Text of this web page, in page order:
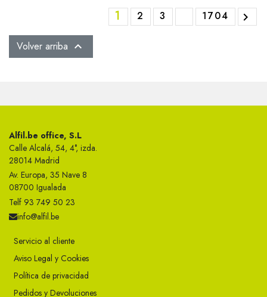
1 2 3 1704 
Volver arriba 
Alfil.be office, S.L
Calle Alcalá, 54, 4°, izda.
28014 Madrid
Av. Europa, 35 Nave 8
08700 Igualada
Telf 93 749 50 23
info@alfil.be
Servicio al cliente
Aviso Legal y Cookies
Política de privacidad
Pedidos y Devoluciones